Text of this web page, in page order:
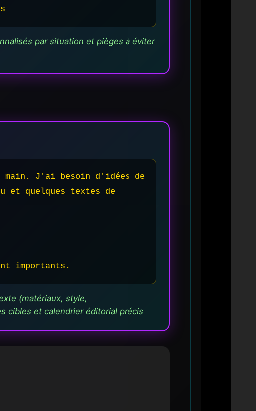
par situation et pièges à éviter
main. J'ai besoin d'idées de
et quelques textes de
importants.
(matériaux, style,
cibles et calendrier éditorial précis